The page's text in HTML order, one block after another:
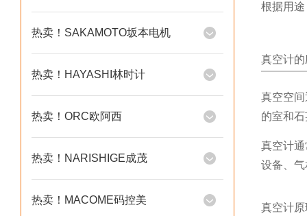
热卖！SAKAMOTO坂本电机
热卖！HAYASHI林时计
热卖！ORC欧阿西
热卖！NARISHIGE成茂
热卖！MACOME码控美
根据用
真空计
真空空
的室和
真空计
设备、 气
真空计原